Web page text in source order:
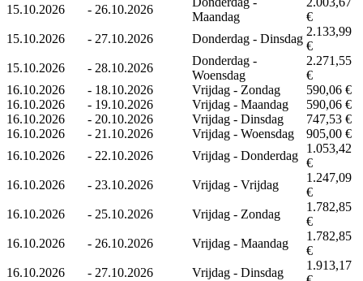
15.10.2026
- 26.10.2026
Maandag
€
15.10.2026
- 27.10.2026 Donderdag - Dinsdag
2.133,99
€
15.10.2026
- 28.10.2026
Donderdag -
Woensdag
2.271,55
€
16.10.2026
- 18.10.2026 Vrijdag - Zondag
590,06 €
16.10.2026
- 19.10.2026 Vrijdag - Maandag
590,06 €
16.10.2026
- 20.10.2026 Vrijdag - Dinsdag
747,53 €
16.10.2026
- 21.10.2026 Vrijdag - Woensdag
905,00 €
16.10.2026
- 22.10.2026 Vrijdag - Donderdag
1.053,42
€
16.10.2026
- 23.10.2026 Vrijdag - Vrijdag
1.247,09
€
16.10.2026
- 25.10.2026 Vrijdag - Zondag
1.782,85
€
16.10.2026
- 26.10.2026 Vrijdag - Maandag
1.782,85
€
16.10.2026
- 27.10.2026 Vrijdag - Dinsdag
1.913,17